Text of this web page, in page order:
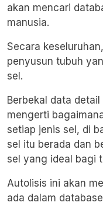
akan mencari
manusia.
Secara
penyusun tubuh
sel.
Berbekal data
mengerti
setiap jenis sel, di
sel itu berada dan
sel yang ideal bagi
Autolisis ini akan
ada dalam